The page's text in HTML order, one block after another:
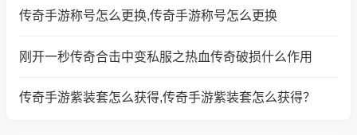
传奇手游称号怎么更换,传奇手游称号怎么更换
刚开一秒传奇合击中变私服之热血传奇破损什么作用
传奇手游紫装套怎么获得,传奇手游紫装套怎么获得？